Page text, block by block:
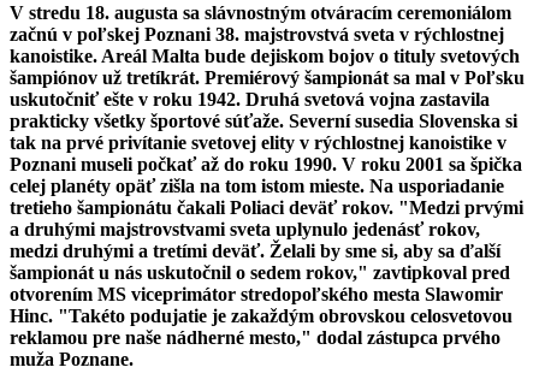
V stredu 18. augusta sa slávnostným otváracím ceremoniálom
začnú v poľskej Poznani 38. majstrovstvá sveta v rýchlostnej
kanoistike. Areál Malta bude dejiskom bojov o tituly svetových
šampiónov už tretíkrát. Premiérový šampionát sa mal v Poľsku
uskutočniť ešte v roku 1942. Druhá svetová vojna zastavila
prakticky všetky športové súťaže. Severní susedia Slovenska si
tak na prvé privítanie svetovej elity v rýchlostnej kanoistike v
Poznani museli počkať až do roku 1990. V roku 2001 sa špička
celej planéty opäť zišla na tom istom mieste. Na usporiadanie
tretieho šampionátu čakali Poliaci deväť rokov. "Medzi prvými
a druhými majstrovstvami sveta uplynulo jedenásť rokov,
medzi druhými a tretími deväť. Želali by sme si, aby sa ďalší
šampionát u nás uskutočnil o sedem rokov," zavtipkoval pred
otvorením MS viceprimátor stredopoľského mesta Slawomir
Hinc. "Takéto podujatie je zakaždým obrovskou celosvetovou
reklamou pre naše nádherné mesto," dodal zástupca prvého
muža Poznane.